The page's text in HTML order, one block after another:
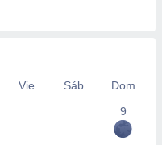
Vie Sáb
Dom
9